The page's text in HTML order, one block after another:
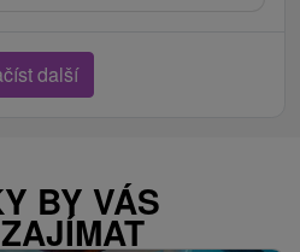
další
BY VÁS